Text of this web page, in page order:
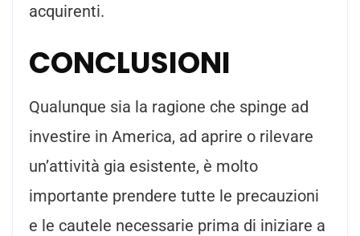
acquirenti.
CONCLUSIONI
Qualunque sia la ragione che spinge ad
investire in America, ad aprire o rilevare
un’attività gia esistente, è molto
importante prendere tutte le precauzioni
e le cautele necessarie prima di iniziare a